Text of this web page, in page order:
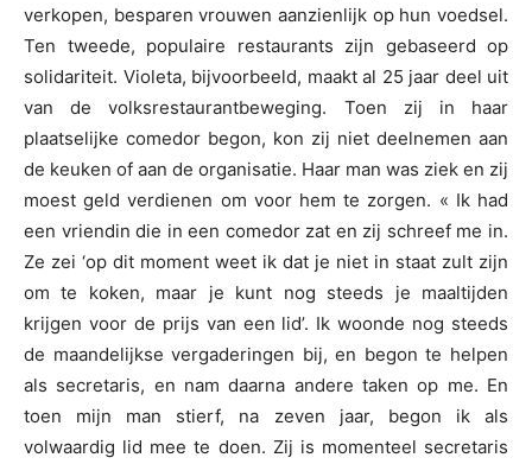
verkopen, besparen vrouwen aanzienlijk op hun voedsel.
Ten tweede, populaire restaurants zijn gebaseerd op
solidariteit. Violeta, bijvoorbeeld, maakt al 25 jaar deel uit
van de volksrestaurantbeweging. Toen zij in haar
plaatselijke comedor begon, kon zij niet deelnemen aan
de keuken of aan de organisatie. Haar man was ziek en zij
moest geld verdienen om voor hem te zorgen. « Ik had
een vriendin die in een comedor zat en zij schreef me in.
Ze zei ‘op dit moment weet ik dat je niet in staat zult zijn
om te koken, maar je kunt nog steeds je maaltijden
krijgen voor de prijs van een lid’. Ik woonde nog steeds
de maandelijkse vergaderingen bij, en begon te helpen
als secretaris, en nam daarna andere taken op me. En
toen mijn man stierf, na zeven jaar, begon ik als
volwaardig lid mee te doen. Zij is momenteel secretaris